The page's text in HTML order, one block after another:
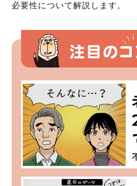
必要性について解説します。